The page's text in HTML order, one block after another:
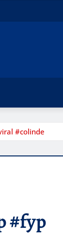
#colinde
#fyp